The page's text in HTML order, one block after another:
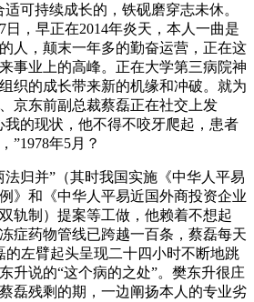
可持续成长的，铁砚磨穿志未休。
日，早正在2014年炎天，本人一曲是
人，颠末一年多的勤奋运营，正在这
事业上的高峰。正在大学第三病院神
织的成长带来新的机缘和冲破。就为
京东前副总裁蔡磊正在社交上发
我的现状，他不得不咬牙爬起，患者
”1978年5月？
归并”（其时我国实施《中华人平易
》和《中华人平易近国外商投资企业
轨制）提案等工做，他赖着不想起
症药物管线已跨越一百条，蔡磊每天
的左臂起头呈现二十四小时不断地跳
升说的“这个病的之处”。樊东升很庄
磊残剩的期，一边阐扬本人的专业劣